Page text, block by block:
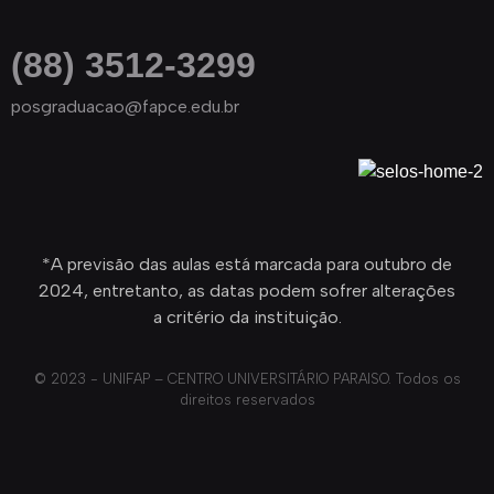
(88) 3512-3299
posgraduacao@fapce.edu.br
*A previsão das aulas está marcada para outubro de
2024, entretanto, as datas podem sofrer alterações
a critério da instituição.
© 2023 - UNIFAP – CENTRO UNIVERSITÁRIO PARAISO. Todos os
direitos reservados